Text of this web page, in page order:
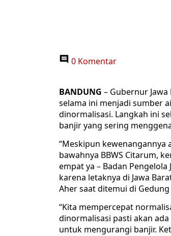
0 Komentar
BANDUNG – Gubernur
selama ini menjadi sumber
dinormalisasi. Langkah ini
banjir yang sering
“Meskipun kewenangannya
bawahnya BBWS Citarum,
empat ya – Badan
karena letaknya di Jawa
Aher saat ditemui di
“Kita mempercepat
dinormalisasi pasti akan
untuk mengurangi banjir.